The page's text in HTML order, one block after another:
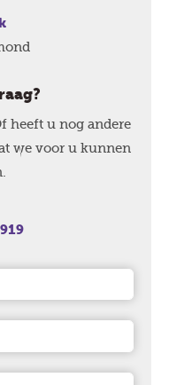
heeft u nog andere
we voor u kunnen